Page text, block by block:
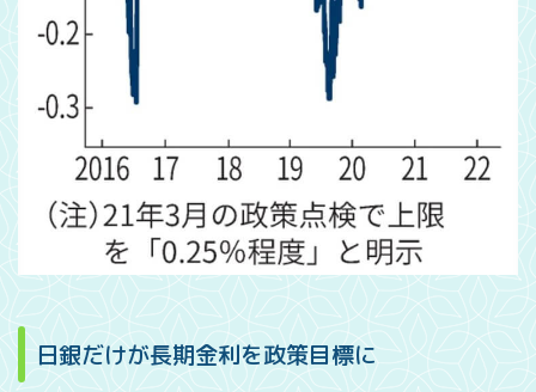
日銀だけが長期金利を政策目標に